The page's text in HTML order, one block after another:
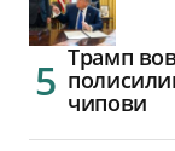
Трамп
чипови